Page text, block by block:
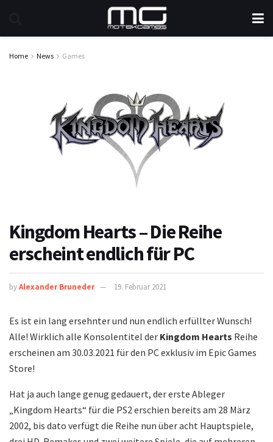
Home News Games
Kingdom Hearts – Die Reihe
erscheint endlich für PC
byAlexander Bruneder 19. Februar 2021
Es ist ein lang ersehnter und nun endlich erfüllter Wunsch!
Alle! Wirklich alle Konsolentitel der Kingdom Hearts Reihe
erscheinen am 30.03.2021 für den PC exklusiv im Epic Games
Store!
Hat ja auch lange genug gedauert, der erste Ableger
„Kingdom Hearts“ für die PS2 erschien bereits am 28 März
2002, bis dato verfügt die Reihe nun über acht Hauptspiele,